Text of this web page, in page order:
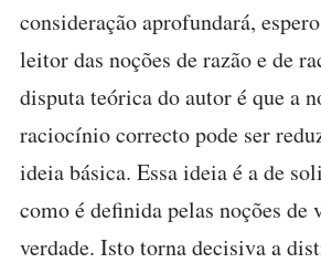
consideração aprofundará,
leitor das noções de razão e de
disputa teórica do autor é que a
raciocínio correcto pode ser
ideia básica. Essa ideia é a de
como é definida pelas noções de
verdade. Isto torna decisiva a